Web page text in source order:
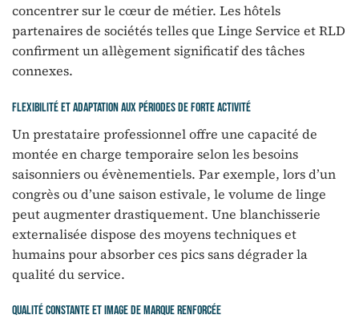
concentrer sur le cœur de métier. Les hôtels
partenaires de sociétés telles que Linge Service et RLD
confirment un allègement significatif des tâches
connexes.
Flexibilité et adaptation aux périodes de forte activité
Un prestataire professionnel offre une capacité de
montée en charge temporaire selon les besoins
saisonniers ou évènementiels. Par exemple, lors d’un
congrès ou d’une saison estivale, le volume de linge
peut augmenter drastiquement. Une blanchisserie
externalisée dispose des moyens techniques et
humains pour absorber ces pics sans dégrader la
qualité du service.
Qualité constante et image de marque renforcée